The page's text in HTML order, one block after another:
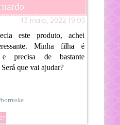
13 maio, 2022 19:03
este produto, achei
Minha filha é
e precisa de bastante
que vai ajudar?